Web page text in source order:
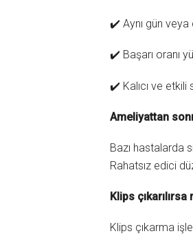
✔️ Aynı gün veya
✔️ Başarı oranı
✔️ Kalıcı ve etkili
Ameliyattan
Bazı hastalarda
Rahatsız edici
Klips çıkarılırsa
Klips çıkarma